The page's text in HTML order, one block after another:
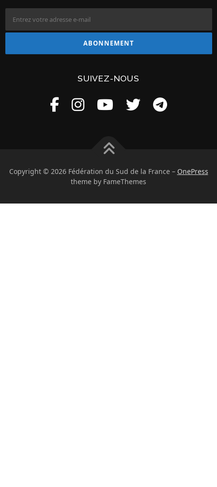
SUIVEZ-NOUS
Copyright © 2026 Fédération du Sud de la France– OnePress
theme by FameThemes